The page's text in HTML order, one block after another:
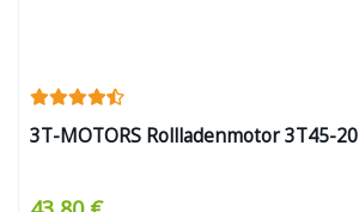
3T-MOTORS Rollladenmotor 3T45-20